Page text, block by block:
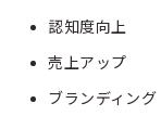
認知度向上
売上アップ
ブランディング